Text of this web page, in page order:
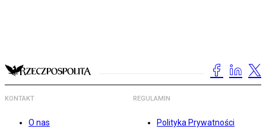
KONTAKT
O nas
REGULAMIN
Polityka Prywatności